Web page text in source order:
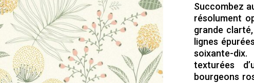
Succombez
résolument
grande
lignes
soixante-
texturées
bourgeons